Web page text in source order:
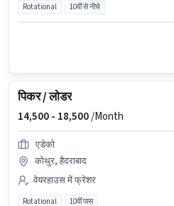
Rotational 10वीं से नीचे
पिकर / लोडर
14,500 - 18,500/Month
एडेको
कोथुर, हैदराबाद
वेयरहाउस में फ्रेशर
Rotational 10वीं पास